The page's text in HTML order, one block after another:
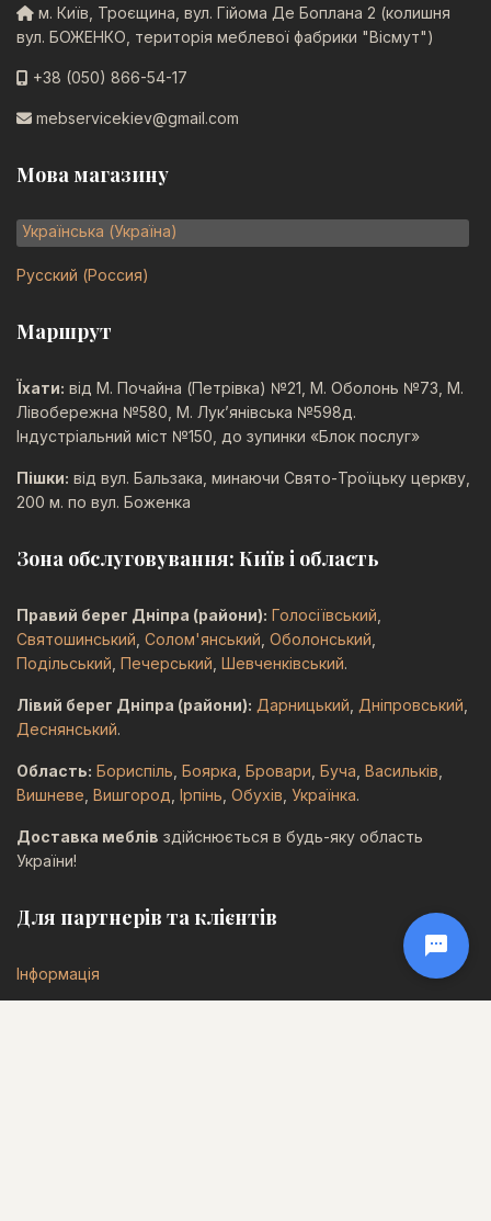
м. Київ, Троєщина, вул. Гійома Де Боплана 2 (колишня
вул. БОЖЕНКО, територія меблевої фабрики "Вісмут")
+38 (050) 866-54-17
mebservicekiev@gmail.com
Мова магазину
Українська (Україна)
Русский (Россия)
Маршрут
Їхати: від М. Почайна (Петрівка) №21, М. Оболонь №73, М.
Лівобережна №580, М. Лук’янівська №598д.
Індустріальний міст №150, до зупинки «Блок послуг»
Пішки: від вул. Бальзака, минаючи Свято-Троїцьку церкву,
200 м. по вул. Боженка
Зона обслуговування: Київ і область
Правий берег Дніпра (райони): Голосіївський
Святошинський Солом'янський Оболонський
Подільський Печерський Шевченківський.
Лівий берег Дніпра (райони): Дарницький Дніпровський
Деснянський.
Область: Бориспіль Боярка Бровари Буча Васильків
Вишневе Вишгород Ірпінь Обухів Українка.
Доставка меблів здійснюється в будь-яку область
України!
Для партнерів та клієнтів
Інформація
